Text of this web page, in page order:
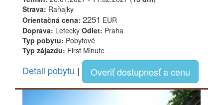
Strava: Raňajky
Orientačná cena: 2251 EUR
Doprava: Letecky Odlet: Praha
Typ pobytu: Pobytové
Typ zájazdu: First Minute
Detail pobytu | Overiť dostupnosť a cenu